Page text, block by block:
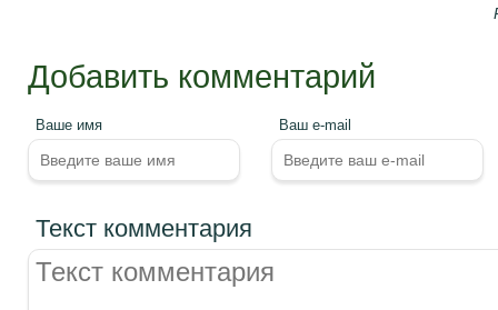
Добавить комментарий
Ваше имя Ваш e-mail
Текст комментария